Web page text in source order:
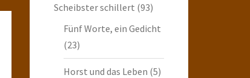
Scheibster schillert (93)
Fünf Worte, ein Gedicht
(23)
Horst und das Leben (5)